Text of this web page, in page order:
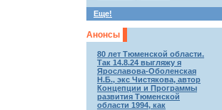
Еще!
Анонсы
80 лет Тюменской области.
Так 14.8.24 выгляжу я
Ярославова-Оболенская
Н.Б., экс Чистякова, автор
Концепции и Программы
развития Тюменской
области 1994, как